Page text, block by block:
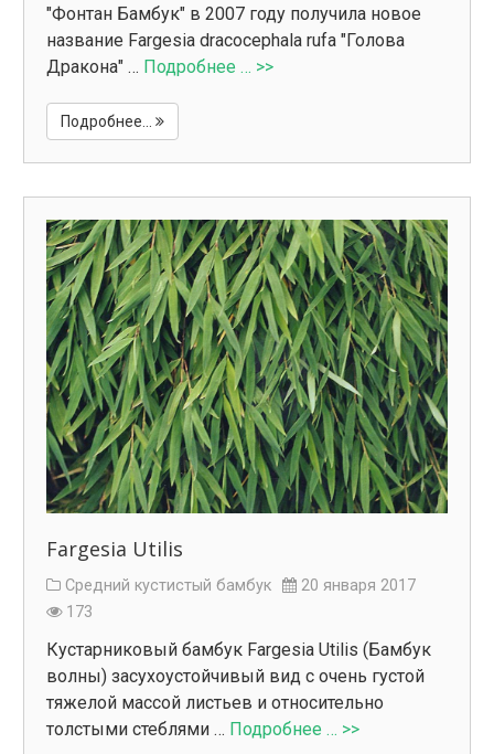
"Фонтан Бамбук" в 2007 году получила новое
название Fargesia dracocephala rufa "Голова
Дракона" … Подробнее … >>
Подробнее...
Fargesia Utilis
Средний кустистый бамбук
20 января 2017
173
Кустарниковый бамбук Fargesia Utilis (Бамбук
волны) засухоустойчивый вид с очень густой
тяжелой массой листьев и относительно
толстыми стеблями … Подробнее … >>